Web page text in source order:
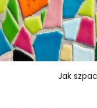
Jak